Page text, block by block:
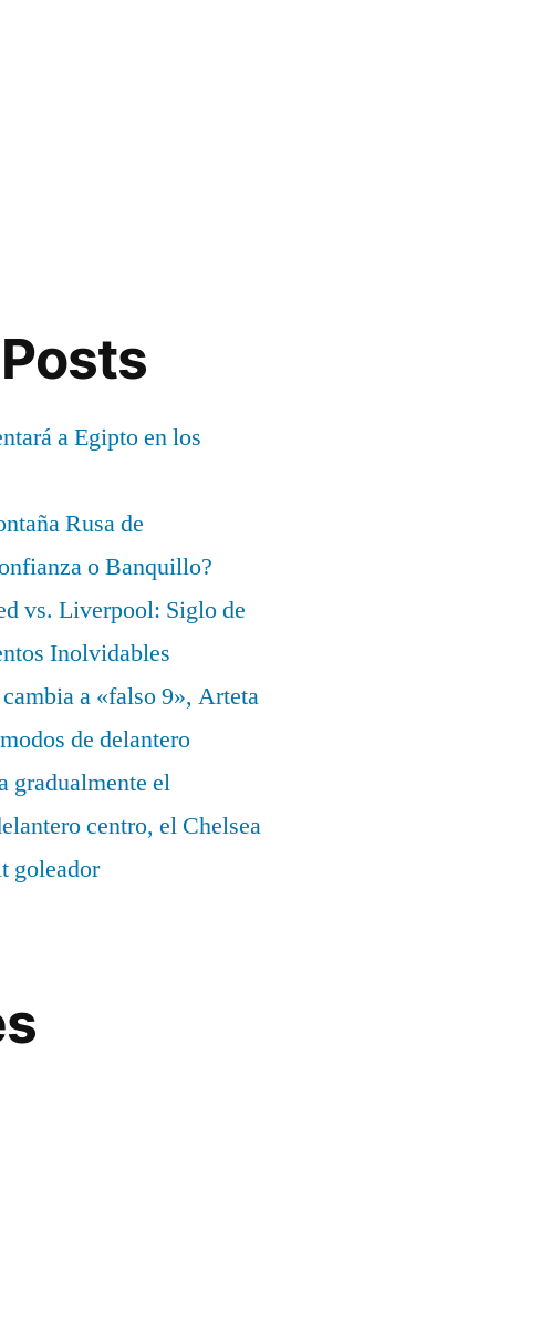
a Egipto en los
Rusa de
o Banquillo?
vs. Liverpool: Siglo de
Inolvidables
a «falso 9», Arteta
de delantero
gradualmente el
centro, el Chelsea
goleador